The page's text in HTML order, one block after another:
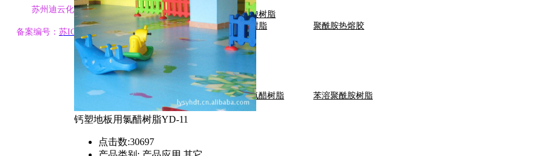
二元氯醋树脂
三元羟基氯醋树脂
聚酰胺热熔胶
苯溶聚酰胺树脂
固体丙烯酸树脂
钙塑地板用氯醋树脂YD-11
点击数:30697
苏州迪云化工有限公司
备案编号： 苏ICP备17015752号
联系我们